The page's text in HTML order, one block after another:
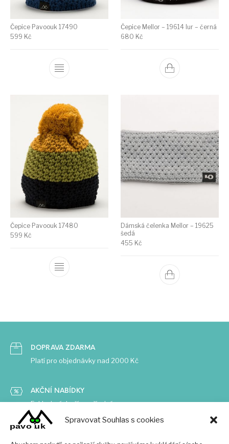
Spravovat Souhlas s cookies
Čepice Pavoouk 17490
599 Kč
Čepice Mellor – 19614 lur – černá
680 Kč
Čepice Pavoouk 17480
599 Kč
Dámská čelenka Mellor – 19625
šedá
455 Kč
DOPRAVA ZDARMA
Platí pro objednávky nad 2000 Kč
AKČNÍ NABÍDKY
Exkluzivní zboží za příznivé ceny